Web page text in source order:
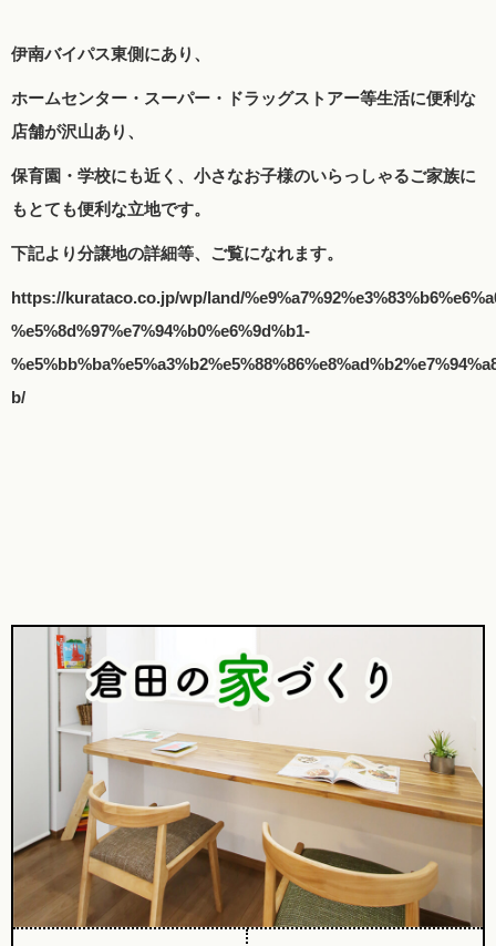
伊南バイパス東側にあり、
ホームセンター・スーパー・ドラッグストアー等生活に便利な
店舗が沢山あり、
保育園・学校にも近く、小さなお子様のいらっしゃるご家族に
もとても便利な立地です。
下記より分譲地の詳細等、ご覧になれます。
https://kurataco.co.jp/wp/land/
%e5%8d%97%e7%94%b0%e6%9d%b1-
b/